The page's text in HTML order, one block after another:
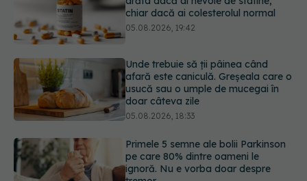
usucă sau o umple de mucegai în
doar câteva zile
Primele 5 semne ale bolii Parkinson
pe care 80% dintre oameni le
ignoră. Nu e vorba doar despre
tremor
05.08.2026, 17:31
Gabriela Cristea, manifest pentru
respect și acceptare: Corpul
fiecăruia spune o poveste